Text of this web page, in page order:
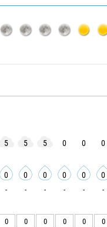
5 5 5 0 0 0
0 0 0 0 0 0
- - - - - -
0 0 0 0 0 0